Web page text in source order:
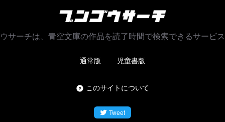
サーチは、青空文庫の作品を読了時間で検索できるサービ
通常版 児童書版
このサイトについて
Tweet